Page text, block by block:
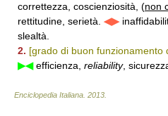
correttezza, coscienziosità, (non
rettitudine, serietà. ◀▶
slealtà.
2. [grado di buon funzionamento
▶◀efficienza, reliability,
Enciclopedia Italiana 2013